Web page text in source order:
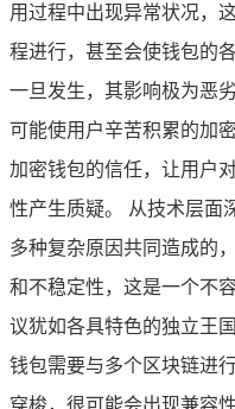
用过程中出现异常状况，
程进行，甚至会使钱包的
一旦发生，其影响极为恶
可能使用户辛苦积累的加
加密钱包的信任，让用户
性产生质疑。 从技术层面
多种复杂原因共同造成的
和不稳定性，这是一个不
议犹如各具特色的独立王
钱包需要与多个区块链进
穿梭，很可能会出现兼容